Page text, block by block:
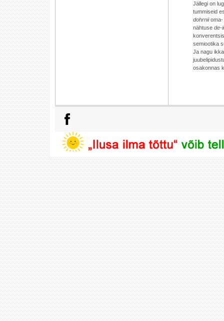
Jällegi on
tummiseid
dohrniioma-
nähtuse de-
semiootika
Ja nagu
osakonnas